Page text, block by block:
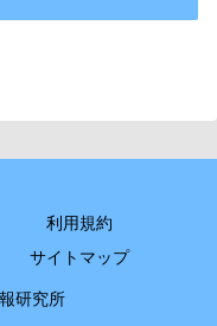
利用規約
サイトマップ
研究所